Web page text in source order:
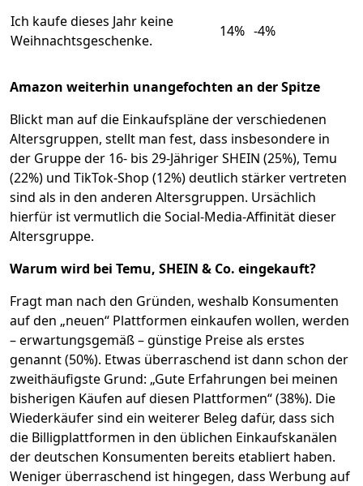
Ich kaufe dieses Jahr keine
Weihnachtsgeschenke.
14% -4%
Amazon weiterhin unangefochten an der Spitze
Blickt man auf die Einkaufspläne der verschiedenen
Altersgruppen, stellt man fest, dass insbesondere in
der Gruppe der 16- bis 29-Jähriger SHEIN (25%), Temu
(22%) und TikTok-Shop (12%) deutlich stärker vertreten
sind als in den anderen Altersgruppen. Ursächlich
hierfür ist vermutlich die Social-Media-Affinität dieser
Altersgruppe.
Warum wird bei Temu, SHEIN & Co. eingekauft?
Fragt man nach den Gründen, weshalb Konsumenten
auf den „neuen“ Plattformen einkaufen wollen, werden
– erwartungsgemäß – günstige Preise als erstes
genannt (50%). Etwas überraschend ist dann schon der
zweithäufigste Grund: „Gute Erfahrungen bei meinen
bisherigen Käufen auf diesen Plattformen“ (38%). Die
Wiederkäufer sind ein weiterer Beleg dafür, dass sich
die Billigplattformen in den üblichen Einkaufskanälen
der deutschen Konsumenten bereits etabliert haben.
Weniger überraschend ist hingegen, dass Werbung auf